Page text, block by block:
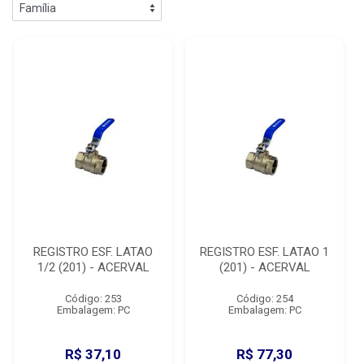
REGISTRO ESF. LATAO
1/2 (201) - ACERVAL
Código: 253
Embalagem: PC
R$ 37,10
REGISTRO ESF. LATAO 1
(201) - ACERVAL
Código: 254
Embalagem: PC
R$ 77,30